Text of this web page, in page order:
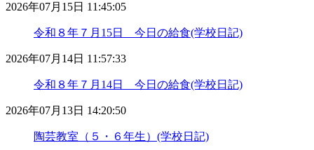
2026年07月15日 11:45:05
令和８年７月15日 今日の給食(学校日記)
2026年07月14日 11:57:33
令和８年７月14日 今日の給食(学校日記)
2026年07月13日 14:20:50
陶芸教室（５・６年生）(学校日記)